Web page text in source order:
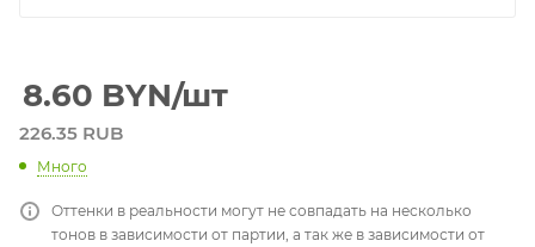
8.60 BYN/шт
226.35 RUB
Много
Оттенки в реальности могут не совпадать на несколько
тонов в зависимости от партии, а так же в зависимости от